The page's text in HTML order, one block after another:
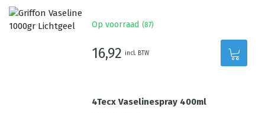
Op voorraad (87)
16,92 incl. BTW
4Tecx Vaselinespray 400ml